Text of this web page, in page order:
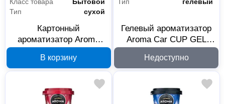
Тип
сухой
Картонный
ароматизатор Aroma
В корзину
Гелевый ароматизатор
Aroma Car CUP GEL
Недоступно